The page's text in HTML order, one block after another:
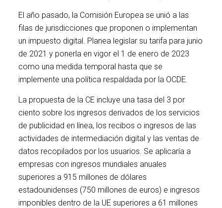
El año pasado, la Comisión Europea se unió a las
filas de jurisdicciones que proponen o implementan
un impuesto digital. Planea legislar su tarifa para junio
de 2021 y ponerla en vigor el 1 de enero de 2023
como una medida temporal hasta que se
implemente una política respaldada por la OCDE.
La propuesta de la CE incluye una tasa del 3 por
ciento sobre los ingresos derivados de los servicios
de publicidad en línea, los recibos o ingresos de las
actividades de intermediación digital y las ventas de
datos recopilados por los usuarios. Se aplicaría a
empresas con ingresos mundiales anuales
superiores a 915 millones de dólares
estadounidenses (750 millones de euros) e ingresos
imponibles dentro de la UE superiores a 61 millones